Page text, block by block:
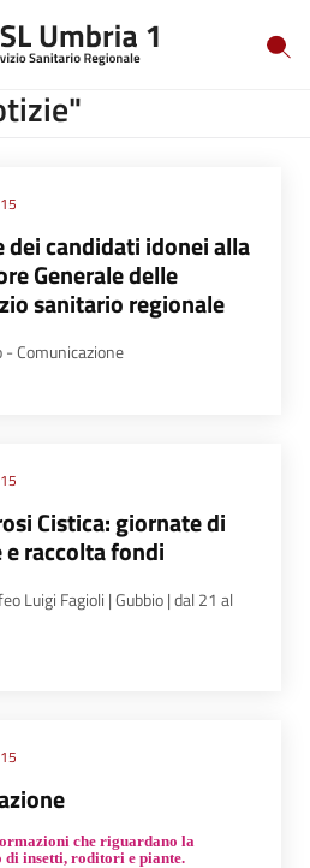
dei candidati idonei alla
Generale delle
sanitario regionale
- Comunicazione
Cistica: giornate di
raccolta fondi
Luigi Fagioli | Gubbio | dal 21 al
che riguardano la
insetti, roditori e piante.